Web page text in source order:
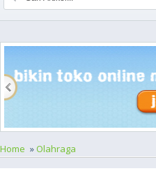
Home » Olahraga